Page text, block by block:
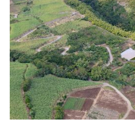
HANOI
Cafés insolites
Cafés avec vue sur lac
LONDRES
Marchés
Cafés